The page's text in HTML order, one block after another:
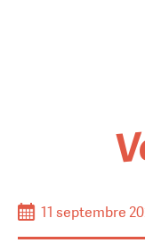
11 septembre